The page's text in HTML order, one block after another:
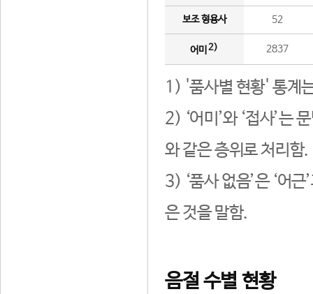
보조 형용사 52
어미 2) 2837
1) '품사별 현황' 통계
2) ‘어미’와 ‘접사’는
와 같은 층위로 처리함.
3) ‘품사 없음’은 ‘어
은 것을 말함.
음절 수별 현황